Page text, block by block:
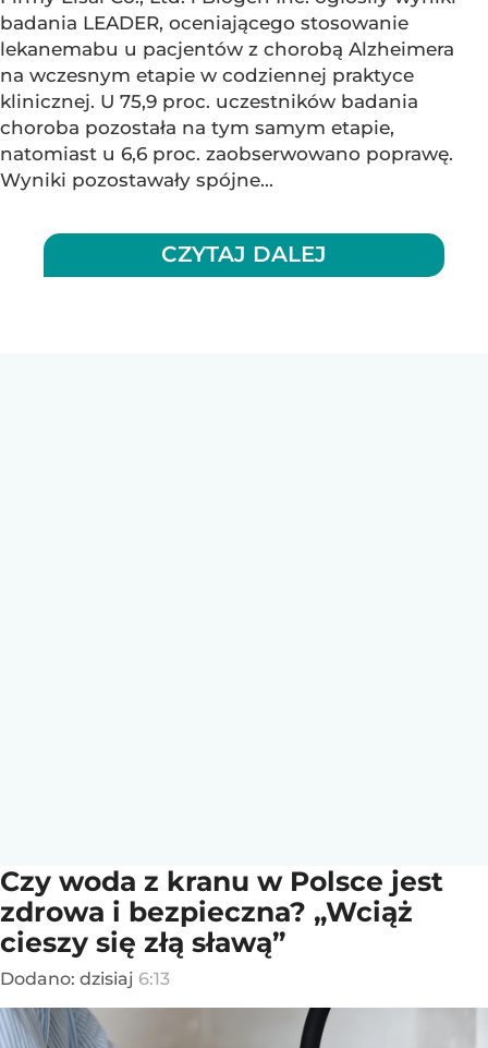
badania LEADER, oceniającego stosowanie
lekanemabu u pacjentów z chorobą Alzheimera
na wczesnym etapie w codziennej praktyce
klinicznej. U 75,9 proc. uczestników badania
choroba pozostała na tym samym etapie,
natomiast u 6,6 proc. zaobserwowano poprawę.
Wyniki pozostawały spójne...
CZYTAJ DALEJ
Czy woda z kranu w Polsce jest
zdrowa i bezpieczna? „Wciąż
cieszy się złą sławą”
Dodano: dzisiaj 6:13